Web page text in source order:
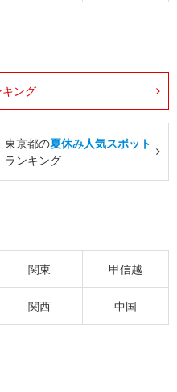
キング
東京都の夏休み人気スポット
ランキング
関東 甲信越
関西 中国